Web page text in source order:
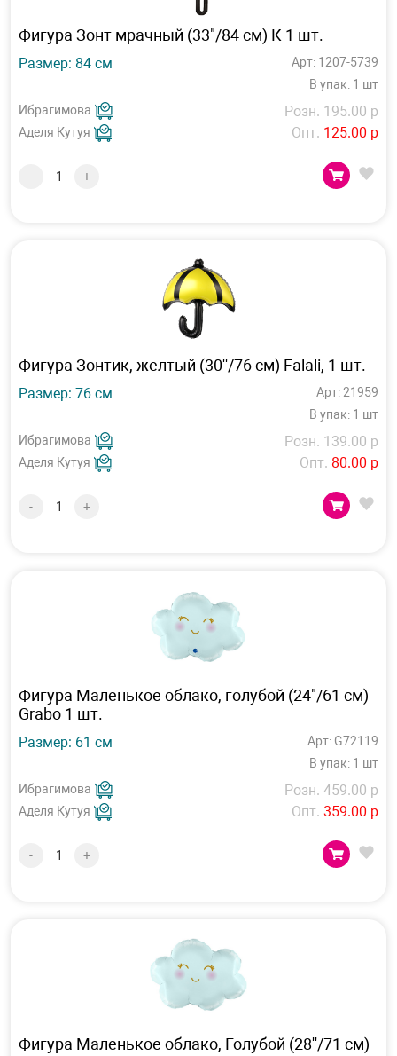
Фигура Зонт мрачный (33"/84 см) К 1 шт.
Размер: 84 см
Арт: 1207-5739
В упак: 1 шт
Ибрагимова
Аделя Кутуя
Розн. 195.00 р
Опт. 125.00 р
- +
Фигура Зонтик, желтый (30''/76 см) Falali, 1 шт.
Размер: 76 см
Арт: 21959
В упак: 1 шт
Ибрагимова
Аделя Кутуя
Розн. 139.00 р
Опт. 80.00 р
- +
Фигура Маленькое облако, голубой (24"/61 см)
Grabo 1 шт.
Размер: 61 см
Арт: G72119
В упак: 1 шт
Ибрагимова
Аделя Кутуя
Розн. 459.00 р
Опт. 359.00 р
- +
Фигура Маленькое облако, Голубой (28''/71 см)